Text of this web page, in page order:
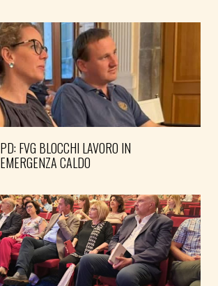
PD: FVG BLOCCHI LAVORO IN
EMERGENZA CALDO